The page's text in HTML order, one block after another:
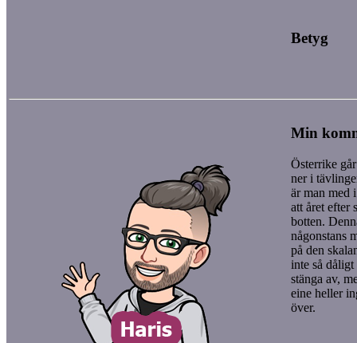
Betyg
Min
Österrike
ner i
är man med
att året efter
botten.
någonstans
på den
inte så
stänga av,
eine heller
över.